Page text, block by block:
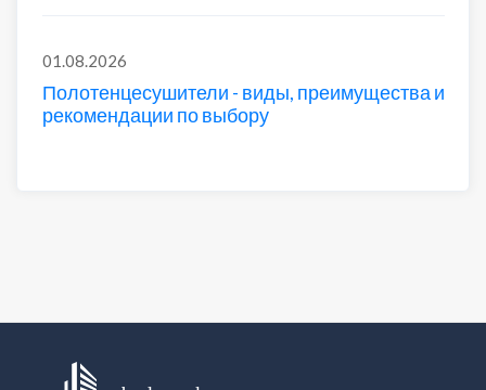
01.08.2026
Полотенцесушители - виды, преимущества и
рекомендации по выбору